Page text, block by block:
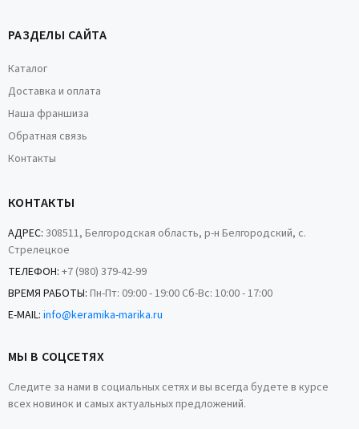
РАЗДЕЛЫ САЙТА
Каталог
Доставка и оплата
Наша франшиза
Обратная связь
Контакты
КОНТАКТЫ
АДРЕС: 308511, Белгородская область, р-н Белгородский, с.
Стрелецкое
ТЕЛЕФОН: +7 (980) 379-42-99
ВРЕМЯ РАБОТЫ: Пн-Пт: 09:00 - 19:00 Сб-Вс: 10:00 - 17:00
E-MAIL: info@keramika-marika.ru
МЫ В СОЦСЕТЯХ
Следите за нами в социальных сетях и вы всегда будете в курсе
всех новинок и самых актуальных предложений.